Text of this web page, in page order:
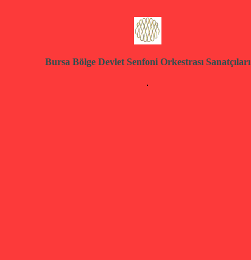
Bursa Bölge Devlet Senfoni Orkestrası Sanatçıları